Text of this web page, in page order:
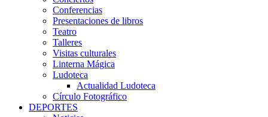
Conferencias
Presentaciones de libros
Teatro
Talleres
Visitas culturales
Linterna Mágica
Ludoteca
Actualidad Ludoteca
Círculo Fotográfico
DEPORTES